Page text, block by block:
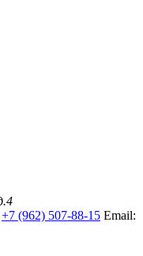
+7 (962) 507-88-15 Email: